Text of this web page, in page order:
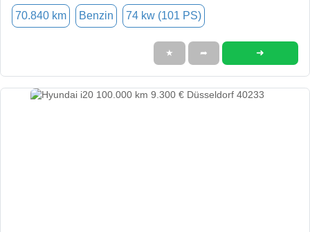
70.840 km Benzin 74 kw (101 PS)
★ ➦ ➜